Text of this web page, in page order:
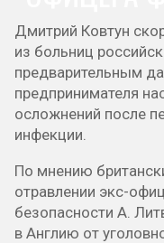
Дмитрий Ковтун
из больниц
предварительным
предпринимателя
осложнений после
инфекции.
По мнению
отравлении экс-
безопасности А.
в Англию от